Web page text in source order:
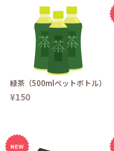
緑茶（500mlペットボトル）
¥150